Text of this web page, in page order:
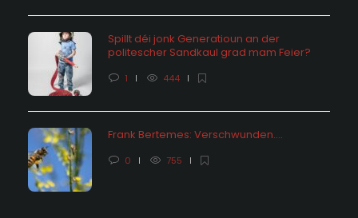
Spillt déi jonk Generatioun an der
politescher Sandkaul grad mam Feier?
1 444
Frank Bertemes: Verschwunden….
0 755